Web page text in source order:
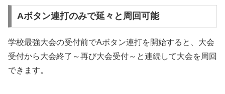
Aボタン連打のみで延々と周回可能
学校最強大会の受付前でAボタン連打を開始すると、大会
受付から大会終了～再び大会受付～と連続して大会を周回
できます。